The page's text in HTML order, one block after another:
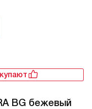
BG бежевый